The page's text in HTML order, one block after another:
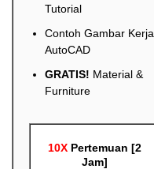
Tutorial
Contoh Gambar Kerja
AutoCAD
GRATIS! Material &
Furniture
10X Pertemuan [2
Jam]